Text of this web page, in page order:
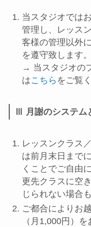
当スタジオでは
管理し、レッス
客様の管理以外
を遵守致します。
→ 当スタジオの
はこちら をご覧
Ⅲ 月謝のシステム
レッスンクラス
は前月末日まで
くことでご自由
更先クラスに空
じられない場合
ご都合によりお
（月1,000円）